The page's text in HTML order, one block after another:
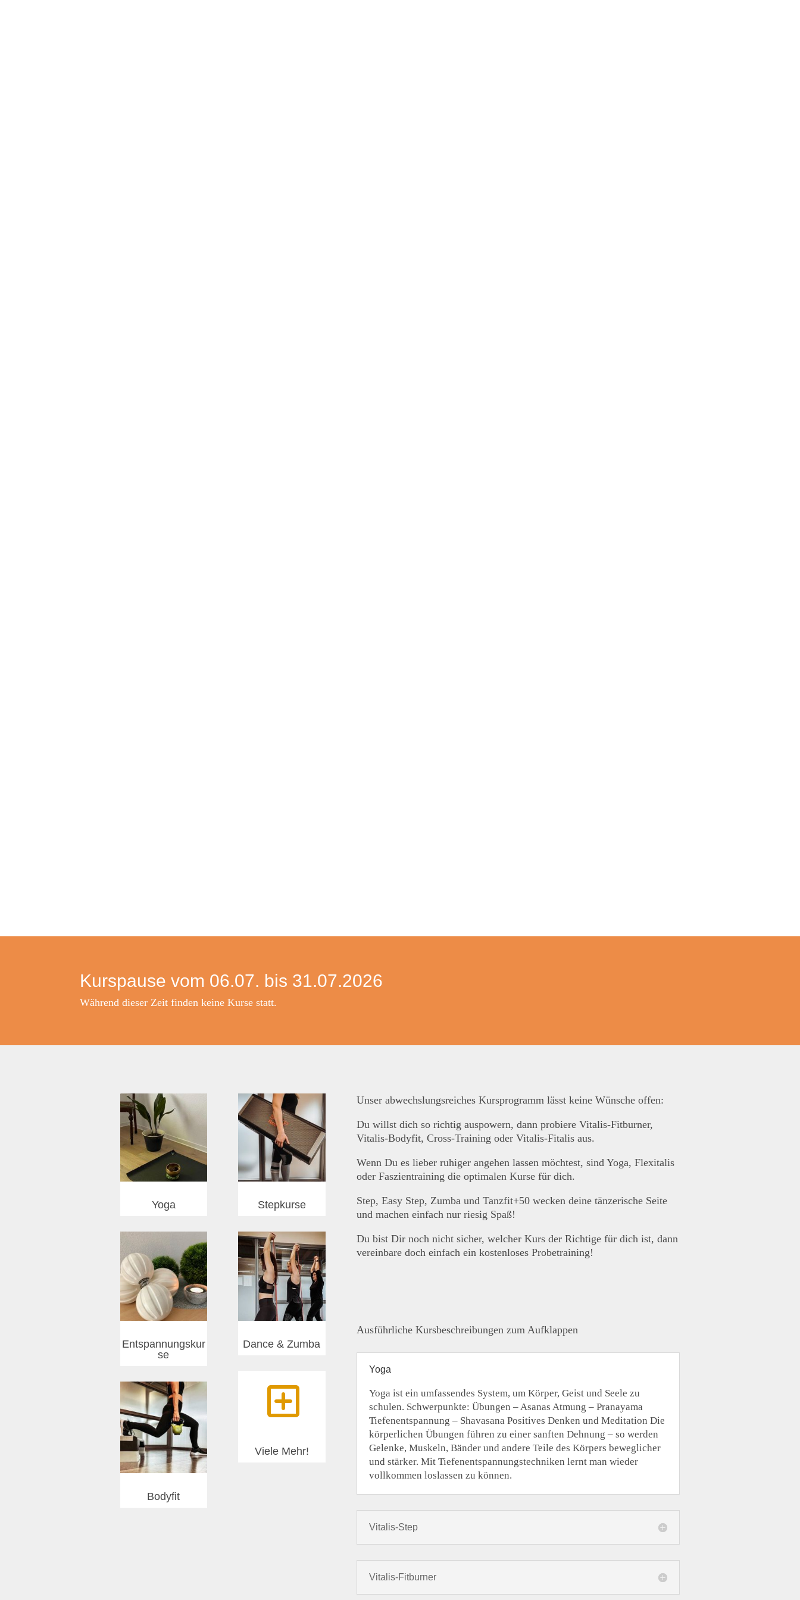
Kurspause vom 06.07. bis 31.07.2026
Während dieser Zeit finden keine Kurse statt.
Yoga
Entspannungskur
se
Bodyfit
Stepkurse
Dance & Zumba
Y
Viele Mehr!
Unser abwechslungsreiches Kursprogramm lässt keine Wünsche offen:
Du willst dich so richtig auspowern, dann probiere Vitalis-Fitburner,
Vitalis-Bodyfit, Cross-Training oder Vitalis-Fitalis aus.
Wenn Du es lieber ruhiger angehen lassen möchtest, sind Yoga, Flexitalis
oder Faszientraining die optimalen Kurse für dich.
Step, Easy Step, Zumba und Tanzfit+50 wecken deine tänzerische Seite
und machen einfach nur riesig Spaß!
Du bist Dir noch nicht sicher, welcher Kurs der Richtige für dich ist, dann
vereinbare doch einfach ein kostenloses Probetraining!
Ausführliche Kursbeschreibungen zum Aufklappen
Yoga
Yoga ist ein umfassendes System, um Körper, Geist und Seele zu
schulen. Schwerpunkte: Übungen – Asanas Atmung – Pranayama
Tiefenentspannung – Shavasana Positives Denken und Meditation Die
körperlichen Übungen führen zu einer sanften Dehnung – so werden
Gelenke, Muskeln, Bänder und andere Teile des Körpers beweglicher
und stärker. Mit Tiefenentspannungstechniken lernt man wieder
vollkommen loslassen zu können.
Vitalis-Step
Vitalis-Fitburner